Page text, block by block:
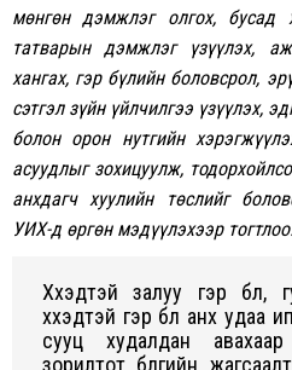
мөнгөн дэмжлэг олгох, бусад
татварын дэмжлэг үзүүлэх,
хангах, гэр бүлийн боловсрол,
сэтгэл зүйн үйлчилгээ үзүүлэх,
болон орон нутгийн
асуудлыг зохицуулж,
анхдагч хуулийн төслийг
УИХ-д өргөн мэдүүлэхээр тогтлоо.
Хүүхэдтэй залуу гэр бүл,
хүүхэдтэй гэр бүл анх удаа
сууц худалдан
зорилтот бүлгийн